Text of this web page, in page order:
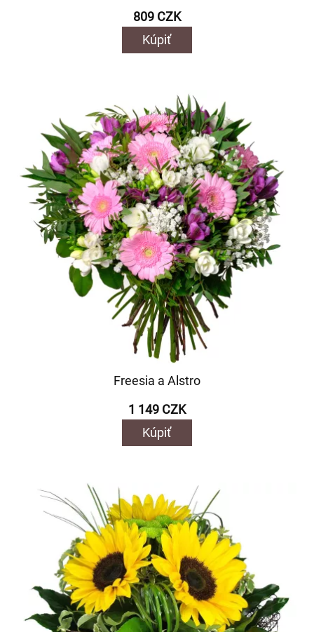
809 CZK
Kúpiť
Freesia a Alstro
1 149 CZK
Kúpiť